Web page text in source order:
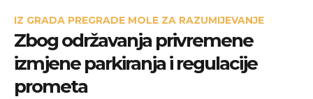
IZ GRADA PREGRADE MOLE ZA RAZUMIJEVANJE
Zbog održavanja privremene
izmjene parkiranja i regulacije
prometa